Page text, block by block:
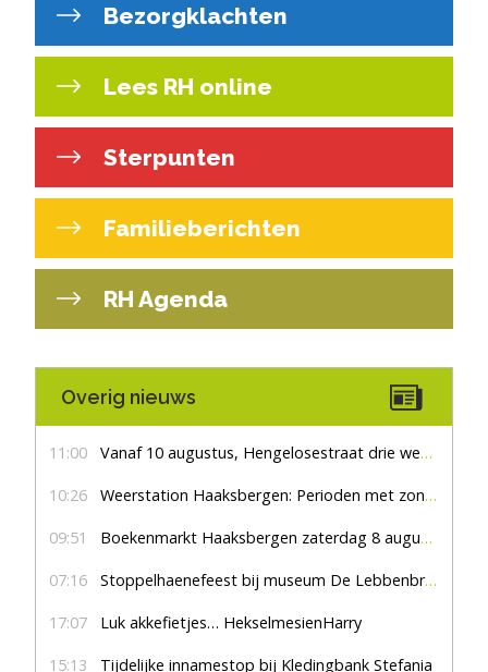
Bezorgklachten
Lees RH online
Sterpunten
Familieberichten
RH Agenda
Overig nieuws
11:00 Vanaf 10 augustus, Hengelosestraat drie weken dicht voor doorgaand verkeer
10:26 Weerstation Haaksbergen: Perioden met zon en droog
09:51 Boekenmarkt Haaksbergen zaterdag 8 augustus, marktplein Haaksbergen
07:16 Stoppelhaenefeest bij museum De Lebbenbrugge
17:07 Luk akkefietjes… HekselmesienHarry
15:13 Tijdelijke innamestop bij Kledingbank Stefania